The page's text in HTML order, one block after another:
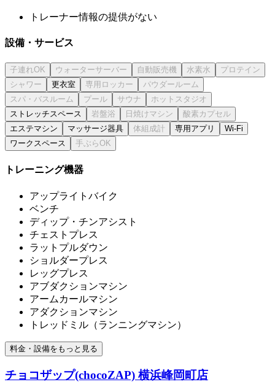
トレーナー情報の提供がない
設備・サービス
更衣室
ストレッチスペース
エステマシン
マッサージ器具 専用アプリ
Wi-Fi
ワークスペース
トレーニング機器
アップライトバイク
ベンチ
ディップ・チンアシスト
チェストプレス
ラットプルダウン
ショルダープレス
レッグプレス
アブダクションマシン
アームカールマシン
アダクションマシン
トレッドミル（ランニングマシン）
料金・設備をもっと見る
チョコザップ(chocoZAP) 横浜峰岡町店